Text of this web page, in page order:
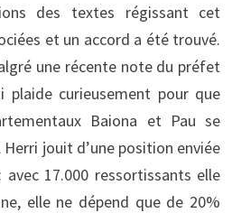
des textes régissant cet
et un accord a été trouvé.
une récente note du préfet
plaide curieusement pour que
Baiona et Pau se
Herri jouit d’une position enviée
avec 17.000 ressortissants elle
elle ne dépend que de 20%